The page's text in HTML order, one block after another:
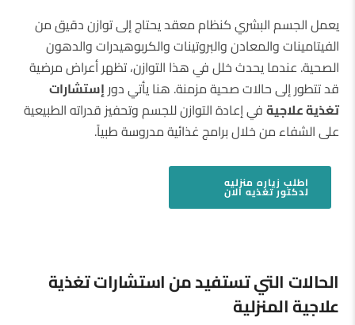
يعمل الجسم البشري كنظام معقد يحتاج إلى توازن دقيق من
الفيتامينات والمعادن والبروتينات والكربوهيدرات والدهون
الصحية. عندما يحدث خلل في هذا التوازن، تظهر أعراض مرضية
قد تتطور إلى حالات صحية مزمنة. هنا يأتي دور إستشارات
تغذية علاجيةفي إعادة التوازن للجسم وتحفيز قدراته الطبيعية
على الشفاء من خلال برامج غذائية مدروسة طبياً.
اطلب زياره منزليه
لدكتور تغذيه الان
الحالات التي تستفيد من استشارات تغذية
علاجية المنزلية